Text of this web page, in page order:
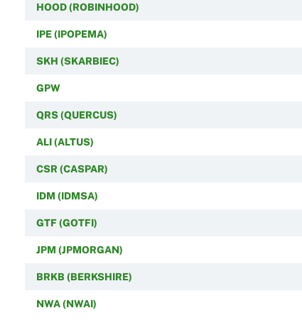
HOOD (ROBINHOOD)
IPE (IPOPEMA)
SKH (SKARBIEC)
GPW
QRS (QUERCUS)
ALI (ALTUS)
CSR (CASPAR)
IDM (IDMSA)
GTF (GOTFI)
JPM (JPMORGAN)
BRKB (BERKSHIRE)
NWA (NWAI)